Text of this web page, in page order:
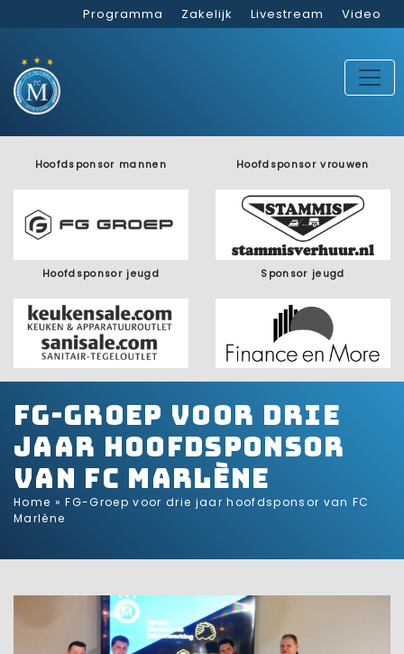
Programma Zakelijk Livestream Video
Hoofdsponsor mannen Hoofdsponsor vrouwen
Hoofdsponsor jeugd Sponsor jeugd
FG-Groep voor drie
jaar hoofdsponsor
van FC Marlène
Home »FG-Groep voor drie jaar hoofdsponsor van FC
Marlène